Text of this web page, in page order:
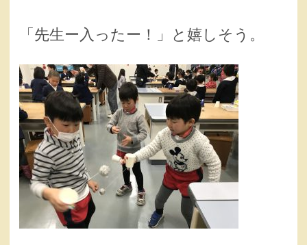
「先生ー入ったー！」と嬉しそう。